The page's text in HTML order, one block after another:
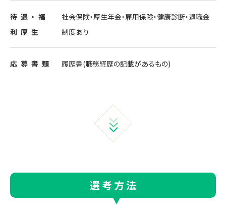
待遇・ 福
利 厚生
社会保険・厚生年金・雇用保険・健康診断・退職金
制度あり
応募 書類 履歴書(職務経歴の記載があるもの)
選考方法